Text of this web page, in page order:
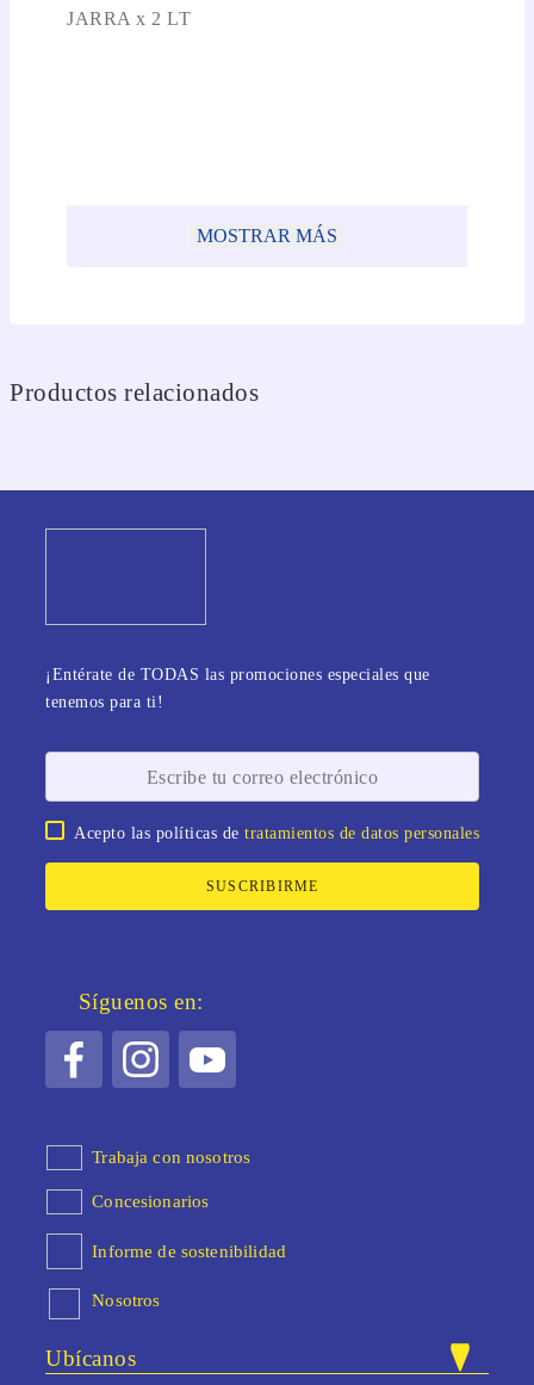
JARRA x 2 LT
MOSTRAR MÁS
Productos relacionados
¡Entérate de TODAS las promociones especiales que
tenemos para ti!
Acepto las políticas detratamientos de datos personales
SUSCRIBIRME
Síguenos en:
Trabaja con nosotros
Concesionarios
Informe de sostenibilidad
Nosotros
Ubícanos